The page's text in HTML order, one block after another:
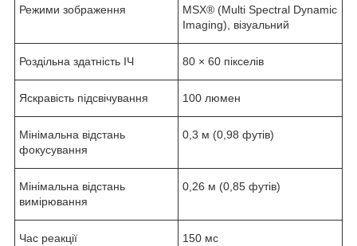
Режими зображення
MSX® (Multi Spectral Dynamic
Imaging), візуальний
Роздільна здатність ІЧ 80 × 60 пікселів
Яскравість підсвічування 100 люмен
Мінімальна відстань
фокусування
0,3 м (0,98 футів)
Мінімальна відстань
вимірювання
0,26 м (0,85 футів)
Час реакції 150 мс